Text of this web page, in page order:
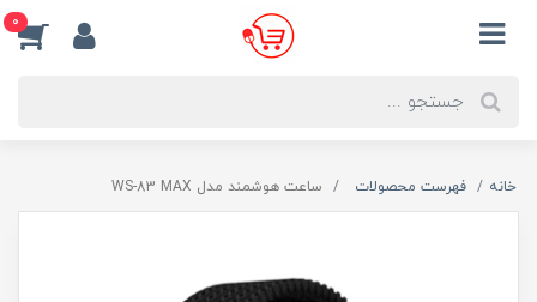
0
خانه فهرست محصولات ساعت هوشمند مدل WS-83 MAX